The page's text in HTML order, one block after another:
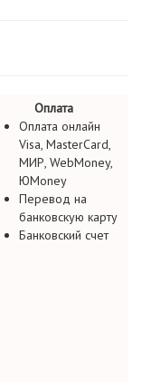
Оплата
Оплата онлайн
Visa, MasterCard,
МИР, WebMoney,
ЮMoney
Перевод на
банковскую карту
Банковский счет